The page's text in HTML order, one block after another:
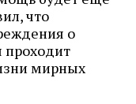
что
о
проходит
мирных